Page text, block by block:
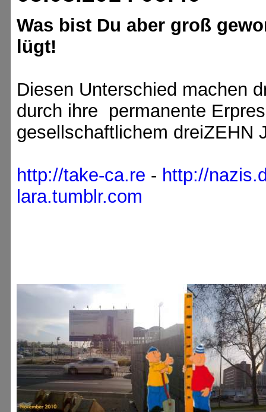
Was bist Du aber groß
lügt!
Diesen Unterschied machen
durch ihre permanente
gesellschaftlichem dreiZEHN
http://take-ca.re - http://
lara.tumblr.com